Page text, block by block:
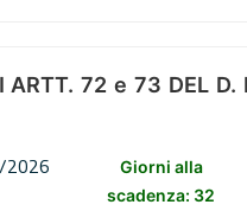
ARTT. 72 e 73 DEL
Giorni alla
scadenza: 32